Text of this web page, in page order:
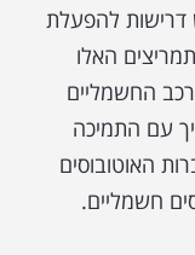
דרישות להפעלת
האלו
כלי הרכב החשמליים
עם התמיכה
לחברות האוטובוסים
חשמליים.